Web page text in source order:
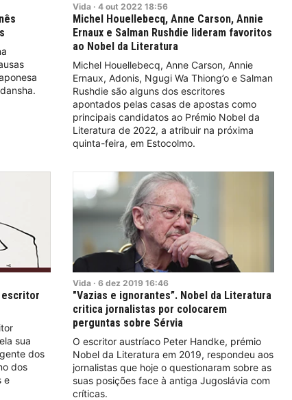
Vida · 4 out 2022 18:56
Michel Houellebecq, Anne Carson, Annie
Ernaux e Salman Rushdie lideram favoritos
ao Nobel da Literatura
Michel Houellebecq, Anne Carson, Annie
Ernaux, Adonis, Ngugi Wa Thiong’o e Salman
Rushdie são alguns dos escritores
apontados pelas casas de apostas como
principais candidatos ao Prémio Nobel da
Literatura de 2022, a atribuir na próxima
quinta-feira, em Estocolmo.
escritor
sua
dos
dos
e
Vida · 6 dez 2019 16:46
"Vazias e ignorantes”. Nobel da Literatura
critica jornalistas por colocarem
perguntas sobre Sérvia
O escritor austríaco Peter Handke, prémio
Nobel da Literatura em 2019, respondeu aos
jornalistas que hoje o questionaram sobre as
suas posições face à antiga Jugoslávia com
críticas.